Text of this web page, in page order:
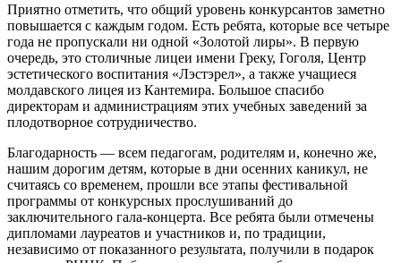
Приятно отметить, что общий уровень конкурсантов заметно
повышается с каждым годом. Есть ребята, которые все четыре
года не пропускали ни одной «Золотой лиры». В первую
очередь, это столичные лицеи имени Греку, Гоголя, Центр
эстетического воспитания «Лэстэрел», а также учащиеся
молдавского лицея из Кантемира. Большое спасибо
директорам и администрациям этих учебных заведений за
плодотворное сотрудничество.
Благодарность — всем педагогам, родителям и, конечно же,
нашим дорогим детям, которые в дни осенних каникул, не
считаясь со временем, прошли все этапы фестивальной
программы от конкурсных прослушиваний до
заключительного гала-концерта. Все ребята были отмечены
дипломами лауреатов и участников и, по традиции,
независимо от показанного результата, получили в подарок